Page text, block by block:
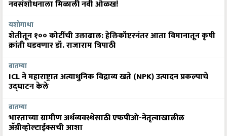
नवसंशोधनाला मिळाली नवी ओळख!
यशोगाथा
शेतीतून १०० कोटींची उलाढाल: हेलिकॉप्टरनंतर आता विमानातून कृषी
क्रांती घडवणार डॉ. राजाराम त्रिपाठी
बातम्या
ICL ने महाराष्ट्रात अत्याधुनिक विद्राव्य खते (NPK) उत्पादन प्रकल्पाचे
उद्घाटन केले
बातम्या
भारताच्या ग्रामीण अर्थव्यवस्थेसाठी एफपीओ-नेतृत्वाखालील
अ‍ॅग्रीव्होल्टाईक्सची आशा